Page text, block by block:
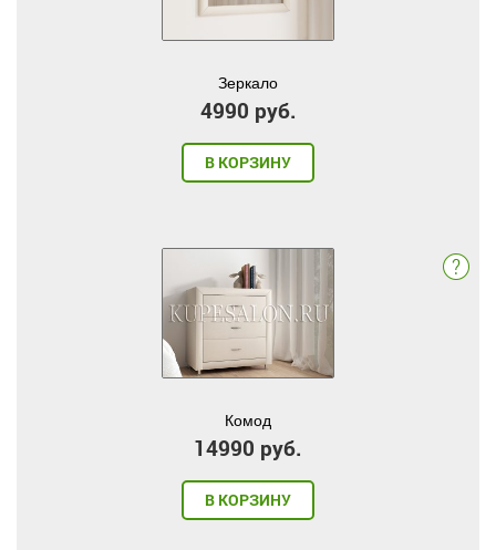
Зеркало
4990 руб.
В КОРЗИНУ
Комод
14990 руб.
В КОРЗИНУ